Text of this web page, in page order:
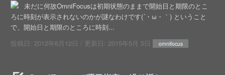
未だに何故OmniFocusは初期状態のままで開始日と期限のとこ
ろに時刻が表示されないのかが謎なわけです(´・ω・｀) ということ
で、開始日と期限のところに時刻...
投稿日: 2012年6月12日 / 更新日: 2015年5月 5日 omnifocus